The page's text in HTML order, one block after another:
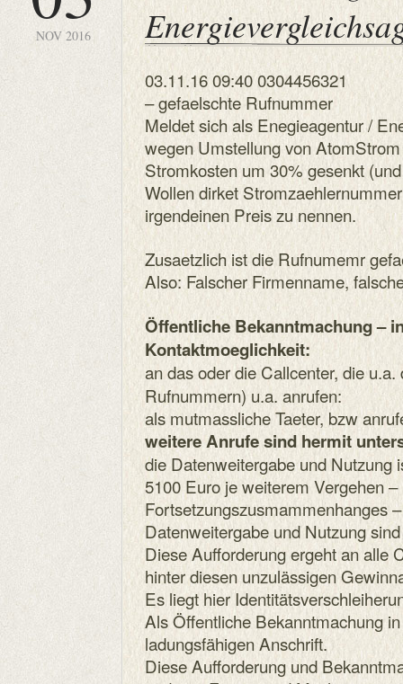
NOV 2016
03.11.16 09:40 0304456321
– gefaelschte Rufnummer
Meldet sich als Enegieagentur /
wegen Umstellung von
Stromkosten um 30% gesenkt
Wollen dirket
irgendeinen Preis zu nennen.
Zusaetzlich ist die Rufnumemr
Also: Falscher Firmenname,
Öffentliche Bekanntmachung –
Kontaktmoeglichkeit:
an das oder die Callcenter, die
Rufnummern) u.a. anrufen:
als mutmassliche Taeter, bzw
weitere Anrufe sind hermit
die Datenweitergabe und Nutzung
5100 Euro je weiterem Vergehen
Fortsetzungszusmammenhanges
Datenweitergabe und Nutzung
Diese Aufforderung ergeht an alle
hinter diesen unzulässigen
Es liegt hier
Als Öffentliche Bekanntmachung
ladungsfähigen Anschrift.
Diese Aufforderung und